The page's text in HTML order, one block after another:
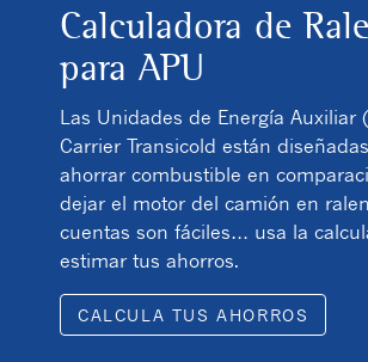
Calculadora de
para APU
Las Unidades de Energía Auxiliar
Carrier Transicold están
ahorrar combustible en
dejar el motor del camión en
cuentas son fáciles… usa la
estimar tus ahorros.
CALCULA TUS AHORROS